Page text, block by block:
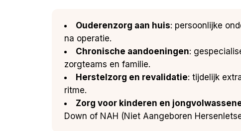
Ouderenzorg aan huis: persoonlijke
na operatie.
Chronische aandoeningen:
zorgteams en familie.
Herstelzorg en revalidatie: tijdelijk
ritme.
Zorg voor kinderen en
Down of NAH (Niet Aangeboren